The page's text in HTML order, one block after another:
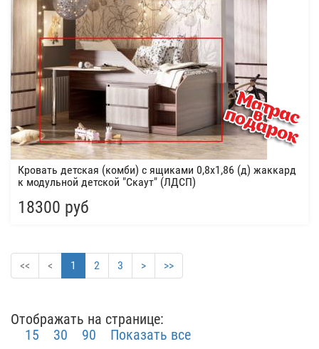
Кровать детская (комби) с ящиками 0,8х1,86 (д) жаккард
к модульной детской "Скаут" (ЛДСП)
18300 руб
<< < 1 2 3 > >>
Отображать на странице:
15
30 90
Показать все